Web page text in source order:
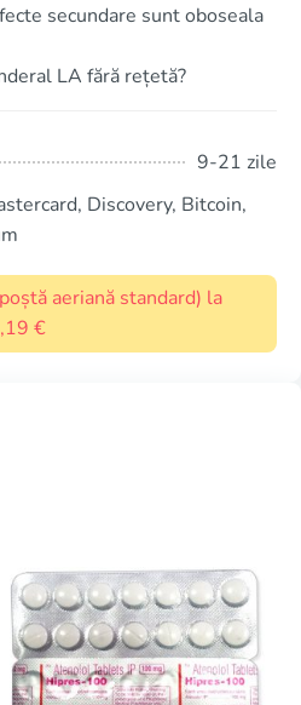
secundare sunt oboseala
LA fără rețetă?
9-21 zile
Discovery, Bitcoin,
aeriană standard) la
€